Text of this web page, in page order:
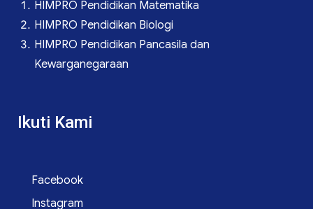
HIMPRO Pendidikan Matematika
HIMPRO Pendidikan Biologi
HIMPRO Pendidikan Pancasila dan
Kewarganegaraan
Ikuti Kami
Facebook
Instagram